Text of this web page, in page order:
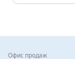
Контакты
Офис продаж